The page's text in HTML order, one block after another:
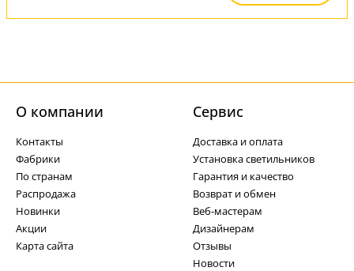
О компании
Контакты
Фабрики
По странам
Распродажа
Новинки
Акции
Карта сайта
Cервис
Доставка и оплата
Установка светильников
Гарантия и качество
Возврат и обмен
Веб-мастерам
Дизайнерам
Отзывы
Новости